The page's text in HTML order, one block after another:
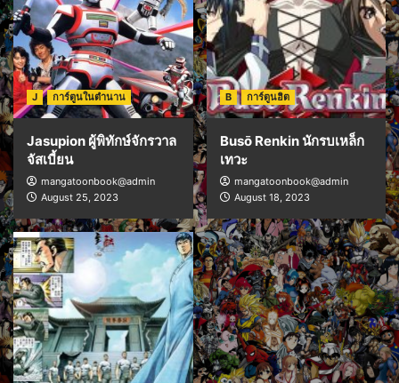
J การ์ตูนในตำนาน
Jasupion ผู้พิทักษ์จักรวาล
จัสเบี้ยน
mangatoonbook@admin
August 25, 2023
B การ์ตูนฮิต
Busō Renkin นักรบเหล็ก
เทวะ
mangatoonbook@admin
August 18, 2023